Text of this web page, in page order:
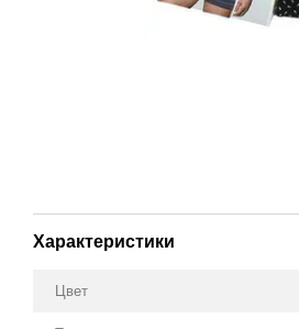
Характеристики
Цвет